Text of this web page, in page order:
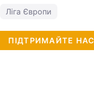
Ліга Європи
ПІДТРИМАЙТЕ НАС